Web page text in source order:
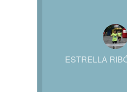
ESTRELLA